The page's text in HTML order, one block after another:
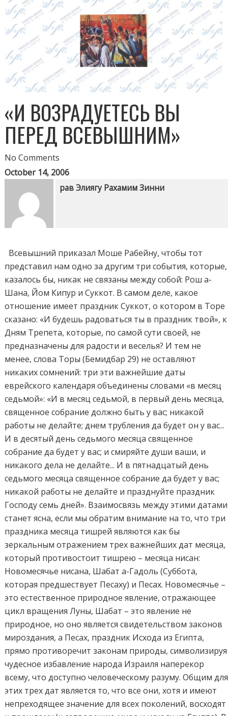
«И ВОЗРАДУЕТЕСЬ ВЫ
ПЕРЕД ВСЕВЫШНИМ»
No Comments
October 14, 2006
рав Элиягу Рахамим Зинни
Всевышний приказал Моше Рабейну, чтобы тот
представил нам одно за другим три события, которые,
казалось бы, никак не связаны между собой: Рош а-
Шана, Йом Кипур и Суккот. В самом деле, какое
отношение имеет праздник Суккот, о котором в Торе
сказано: «И будешь радоваться ты в праздник твой», к
Дням Трепета, которые, по самой сути своей, не
предназначены для радости и веселья? И тем не
менее, слова Торы (Бемидбар 29) не оставляют
никаких сомнений: три эти важнейшие даты
еврейского календаря объединены словами «в месяц
седьмой»: «И в месяц седьмой, в первый день месяца,
священное собрание должно быть у вас; никакой
работы не делайте; днем трубления да будет он у вас...
И в десятый день седьмого месяца священное
собрание да будет у вас; и смиряйте души ваши, и
никакого дела не делайте... И в пятнадцатый день
седьмого месяца священное собрание да будет у вас;
никакой работы не делайте и празднуйте праздник
Господу семь дней». Взаимосвязь между этими датами
станет ясна, если мы обратим внимание на то, что три
праздника месяца тишрей являются как бы
зеркальным отражением трех важнейших дат месяца,
который противостоит тишрею – месяца нисан:
Новомесячье нисана, Шабат а-Гадоль (Суббота,
которая предшествует Песаху) и Песах. Новомесячье –
это естественное природное явление, отражающее
цикл вращения Луны, Шабат – это явление не
природное, но оно является свидетельством законов
мироздания, а Песах, праздник Исхода из Египта,
прямо противоречит законам природы, символизируя
чудесное избавление народа Израиля наперекор
всему, что доступно человеческому разуму. Общим для
этих трех дат является то, что все они, хотя и имеют
непреходящее значение для всех поколений, восходят